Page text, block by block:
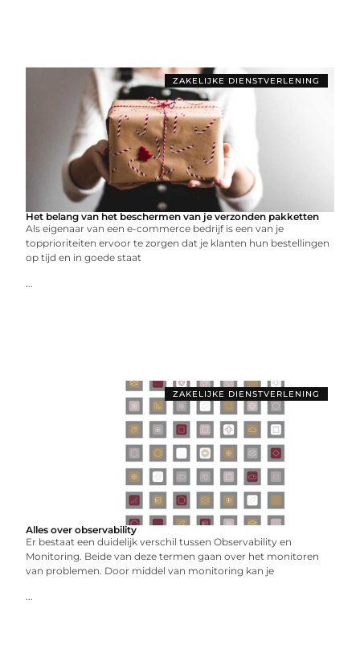
ZAKELIJKE DIENSTVERLENING
Het belang van het beschermen van je verzonden pakketten
Als eigenaar van een e-commerce bedrijf is een van je
topprioriteiten ervoor te zorgen dat je klanten hun bestellingen
op tijd en in goede staat
...
ZAKELIJKE DIENSTVERLENING
Alles over observability
Er bestaat een duidelijk verschil tussen Observability en
Monitoring. Beide van deze termen gaan over het monitoren
van problemen. Door middel van monitoring kan je
...